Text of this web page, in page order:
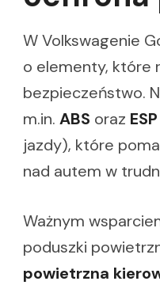
W Volkswagenie
o elementy, które
bezpieczeństwo.
m.in. ABS oraz ESP
jazdy), które
nad autem w
Ważnym
poduszki
powietrzna